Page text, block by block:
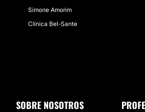
Simone Amorim
Clínica Bel-Sante
SOBRE NOSOTROS